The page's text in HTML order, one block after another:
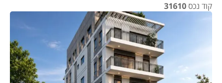
קוד נכס31610